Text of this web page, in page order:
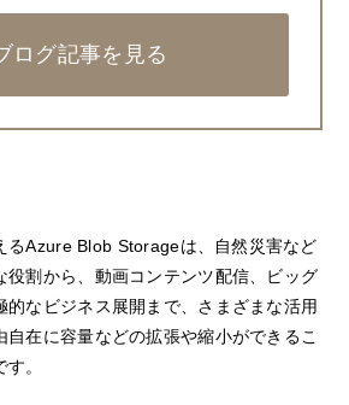
ログ記事を見る
るAzure Blob Storageは、自然災害など
役割から、動画コンテンツ配信、ビッグ
的なビジネス展開まで、さまざまな活用
自在に容量などの拡張や縮小ができるこ
。